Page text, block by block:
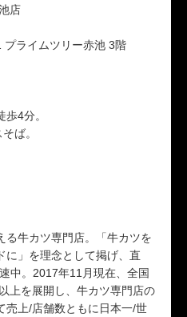
店
プライムツリー赤池 3階
4分。
ば。
る牛カツ専門店。「牛カツを
に」を理念として掲げ、直
中。2017年11月現在、全国
上を展開し、牛カツ専門店の
売上/店舗数ともに日本一/世